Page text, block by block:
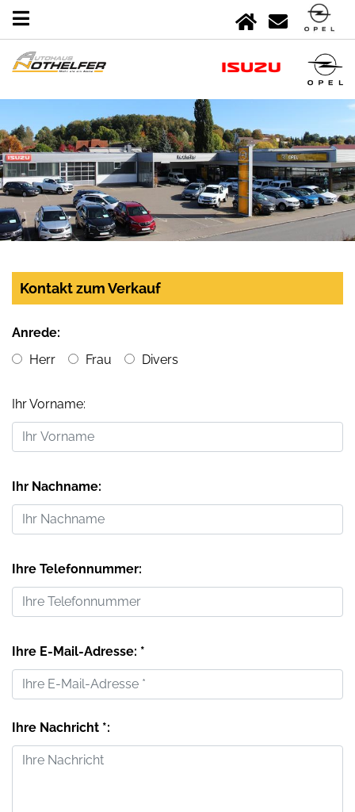
Kontakt zum Verkauf
Anrede:
Herr
Frau Divers
Ihr Vorname:
Ihr Nachname:
Ihre Telefonnummer:
Ihre E-Mail-Adresse: *
Ihre Nachricht *: